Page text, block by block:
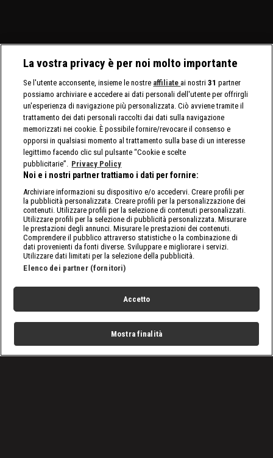
La vostra privacy è per noi molto importante
Se l'utente acconsente, insieme le nostre affiliate ai nostri31 partner
possiamo archiviare e accedere ai dati personali dell'utente per offrirgli
un'esperienza di navigazione più personalizzata. Ciò avviene tramite il
trattamento dei dati personali raccolti dai dati sulla navigazione
memorizzati nei cookie. È possibile fornire/revocare il consenso e
opporsi in qualsiasi momento al trattamento sulla base di un interesse
legittimo facendo clic sul pulsante “Cookie e scelte
pubblicitarie”. Privacy Policy
Noi e i nostri partner trattiamo i dati per fornire:
Archiviare informazioni su dispositivo e/o accedervi. Creare profili per
la pubblicità personalizzata. Creare profili per la personalizzazione dei
contenuti. Utilizzare profili per la selezione di contenuti personalizzati.
Utilizzare profili per la selezione di pubblicità personalizzata. Misurare
le prestazioni degli annunci. Misurare le prestazioni dei contenuti.
Comprendere il pubblico attraverso statistiche o la combinazione di
dati provenienti da fonti diverse. Sviluppare e migliorare i servizi.
Utilizzare dati limitati per la selezione della pubblicità.
Elenco dei partner (fornitori)
Accetto
Mostra finalità